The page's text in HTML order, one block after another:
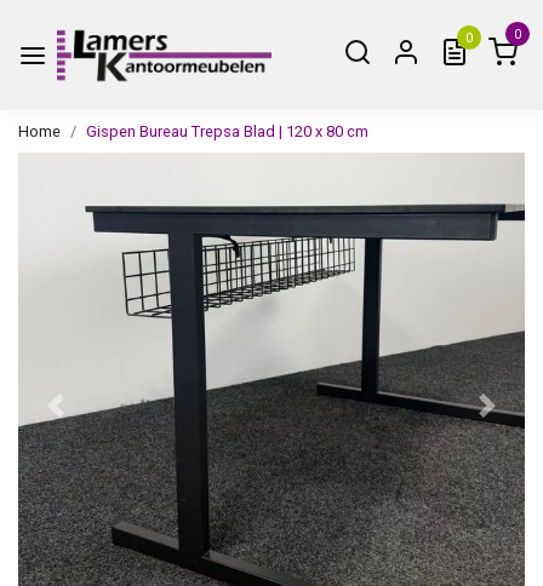
0 0
Home Gispen Bureau Trepsa Blad | 120 x 80 cm
Vorige